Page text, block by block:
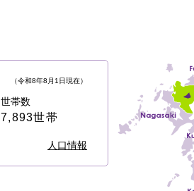
（令和8年8月1日現在）
世帯数
7,893世帯
人口情報